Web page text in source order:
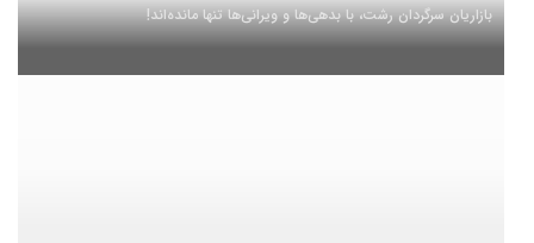
بازاریان سرگردان رشت، با بدهی‌ها و ویرانی‌ها تنها مانده‌اند!